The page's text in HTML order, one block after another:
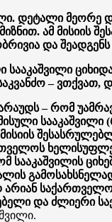
დეტალი მეორე
ამ
და შეადგენს
სააკაშვილი
–
– რომ
სააკაშვილის
და ძლიერი